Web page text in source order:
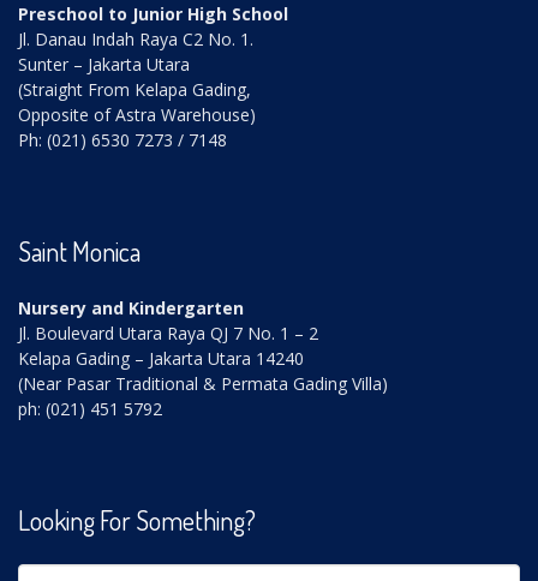
Preschool to Junior High School
Jl. Danau Indah Raya C2 No. 1.
Sunter – Jakarta Utara
(Straight From Kelapa Gading,
Opposite of Astra Warehouse)
Ph: (021) 6530 7273 / 7148
Saint Monica
Nursery and Kindergarten
Jl. Boulevard Utara Raya QJ 7 No. 1 – 2
Kelapa Gading – Jakarta Utara 14240
(Near Pasar Traditional & Permata Gading Villa)
ph: (021) 451 5792
Looking For Something?